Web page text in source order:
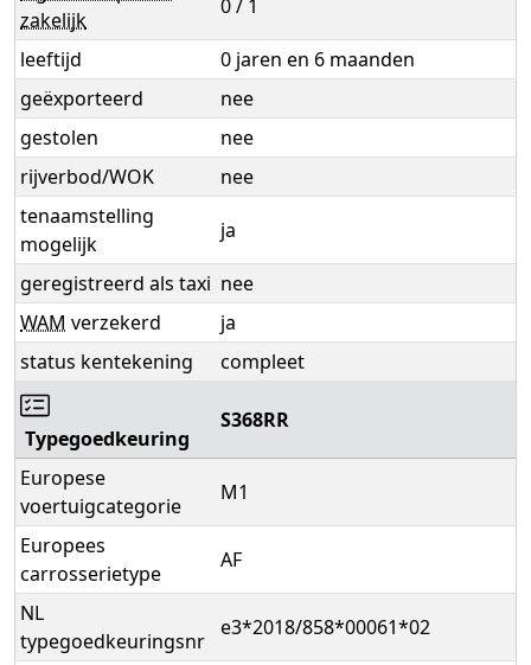
zakelijk
0 / 1
leeftijd
0 jaren en 6 maanden
geëxporteerd
nee
gestolen
nee
rijverbod/WOK
nee
tenaamstelling
mogelijk
ja
geregistreerd als taxi nee
WAM verzekerd
ja
status kentekening
compleet
Typegoedkeuring
S368RR
Europese
voertuigcategorie
M1
Europees
carrosserietype
AF
NL
typegoedkeuringsnr
e3*2018/858*00061*02